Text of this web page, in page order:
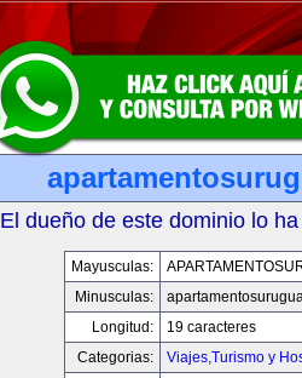
El dueño de este dominio lo
Mayusculas:
Minusculas:
Longitud:
19 caracteres
Categorias:
Viajes,Turismo y